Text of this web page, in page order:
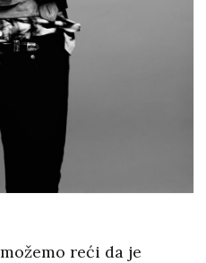
reći da je